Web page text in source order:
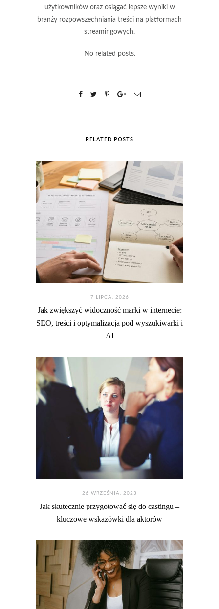
użytkowników oraz osiągać lepsze wyniki w
branży rozpowszechniania treści na platformach
streamingowych.
No related posts.
RELATED POSTS
7 LIPCA. 2026
Jak zwiększyć widoczność marki w internecie:
SEO, treści i optymalizacja pod wyszukiwarki i
AI
26 WRZEŚNIA. 2023
Jak skutecznie przygotować się do castingu –
kluczowe wskazówki dla aktorów